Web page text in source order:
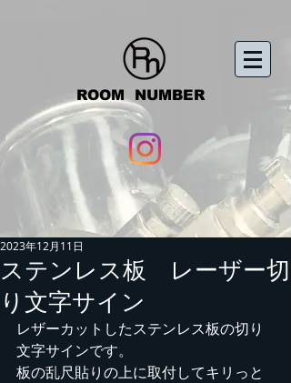
ROOM NUMBER
ステンレス板 レーザー切
り文字サイン
2023年12月11日
レザーカットしたステンレス板の切り
文字サインです。
板の乱尺貼りの上に取付してキリっと